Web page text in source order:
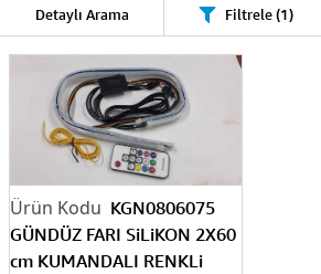
Detaylı Arama Filtrele (1)
KGN0806075
GÜNDÜZ FARI SiLiKON 2X60
cm KUMANDALI RENKLi